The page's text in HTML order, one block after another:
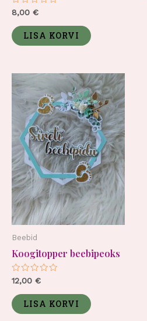
Hinnanguga
5
8,00 €
LISA KORVI
Beebid
Koogitopper beebipeoks
Hinnanguga
5
12,00 €
LISA KORVI